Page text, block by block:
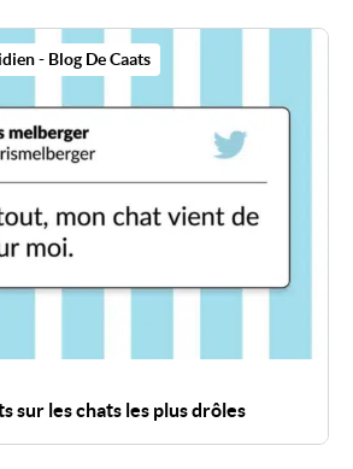
- Blog De Caats
sur les chats les plus drôles